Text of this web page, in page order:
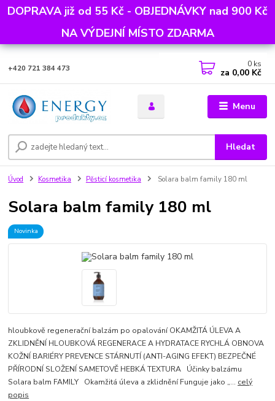
DOPRAVA již od 55 Kč - OBJEDNÁVKY nad 900 Kč
NA VÝDEJNÍ MÍSTO ZDARMA
Menu
Hledat
+420 721 384 473 0 ks
za 0,00 Kč
Úvod Kosmetika Pěsticí kosmetika Solara balm family 180 ml
Solara balm family 180 ml
Novinka
hloubkově regenerační balzám po opalování OKAMŽITÁ ÚLEVA A
ZKLIDNĚNÍ HLOUBKOVÁ REGENERACE A HYDRATACE RYCHLÁ OBNOVA
KOŽNÍ BARIÉRY PREVENCE STÁRNUTÍ (ANTI-AGING EFEKT) BEZPEČNÉ
PŘÍRODNÍ SLOŽENÍ SAMETOVĚ HEBKÁ TEXTURA Účinky balzámu
Solara balm FAMILY Okamžitá úleva a zklidnění Funguje jako „... celý
popis